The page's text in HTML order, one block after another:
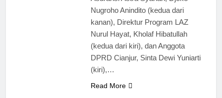
Nugroho Anindito (kedua dari
kanan), Direktur Program LAZ
Nurul Hayat, Kholaf Hibatullah
(kedua dari kiri), dan Anggota
DPRD Cianjur, Sinta Dewi Yuniarti
(kiri),…
Read More